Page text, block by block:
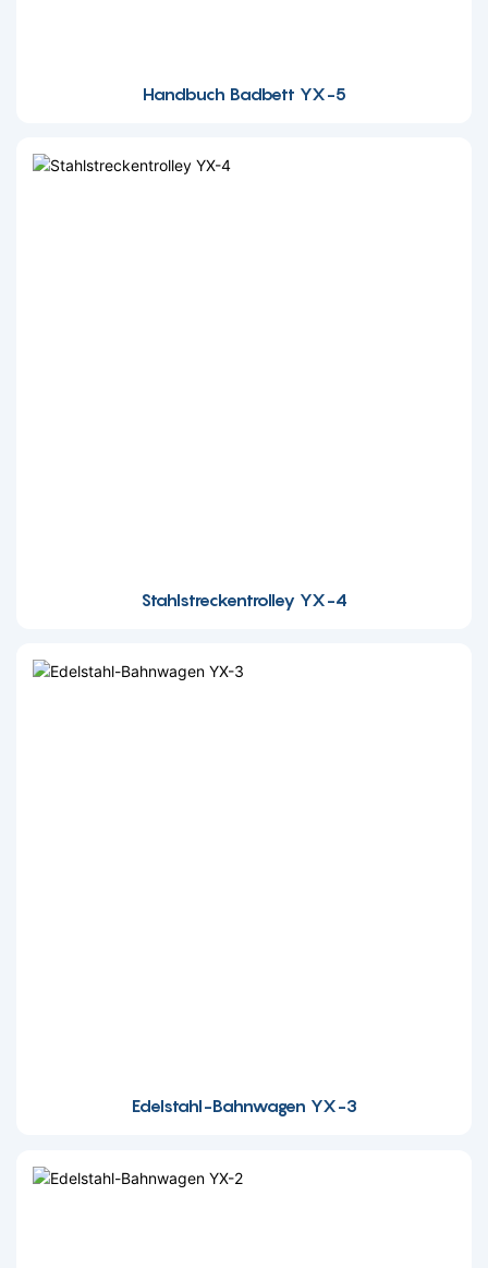
Handbuch Badbett YX-5
Stahlstreckentrolley YX-4
Edelstahl-Bahnwagen YX-3